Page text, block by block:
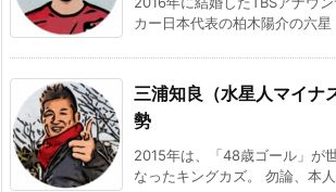
カー日本代表の柏木陽介の六星
三浦知良（水星人マイナ
勢
2015年は、「48歳ゴール」が
なったキングカズ。 勿論、本